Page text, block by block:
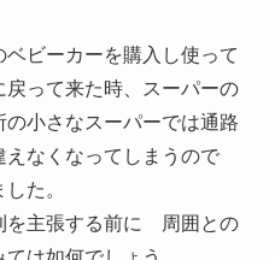
ビーカーを購入し使って
って来た時、スーパーの
小さなスーパーでは通路
えなくなってしまうので
た。
を主張する前に 周囲との